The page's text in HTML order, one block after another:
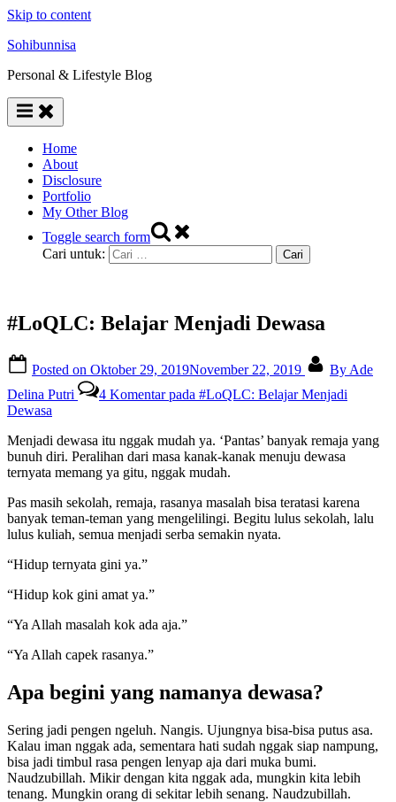
Skip to content
Sohibunnisa
Personal & Lifestyle Blog
Home
About
Disclosure
Portfolio
My Other Blog
Toggle search form
Cari untuk:
#LoQLC: Belajar Menjadi Dewasa
Posted on Oktober 29, 2019November 22, 2019 By Ade
Delina Putri
4 Komentarpada #LoQLC: Belajar Menjadi
Dewasa
Menjadi dewasa itu nggak mudah ya. ‘Pantas’ banyak remaja yang
bunuh diri. Peralihan dari masa kanak-kanak menuju dewasa
ternyata memang ya gitu, nggak mudah.
Pas masih sekolah, remaja, rasanya masalah bisa teratasi karena
banyak teman-teman yang mengelilingi. Begitu lulus sekolah, lalu
lulus kuliah, semua menjadi serba semakin nyata.
“Hidup ternyata gini ya.”
“Hidup kok gini amat ya.”
“Ya Allah masalah kok ada aja.”
“Ya Allah capek rasanya.”
Apa begini yang namanya dewasa?
Sering jadi pengen ngeluh. Nangis. Ujungnya bisa-bisa putus asa.
Kalau iman nggak ada, sementara hati sudah nggak siap nampung,
bisa jadi timbul rasa pengen lenyap aja dari muka bumi.
Naudzubillah. Mikir dengan kita nggak ada, mungkin kita lebih
tenang. Mungkin orang di sekitar lebih senang. Naudzubillah.